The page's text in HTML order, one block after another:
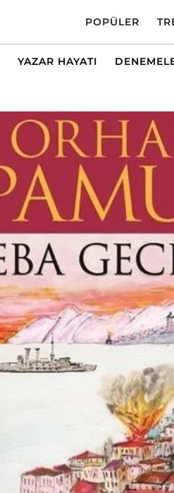
POPÜLER
YAZAR HAYATI